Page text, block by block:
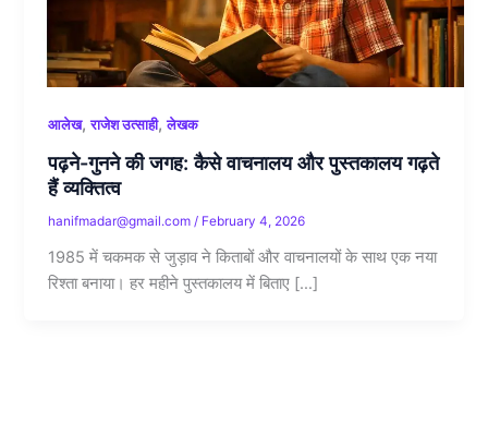
आलेख,राजेश उत्साही,लेखक
पढ़ने-गुनने की जगह: कैसे वाचनालय और पुस्तकालय गढ़ते
हैं व्यक्तित्व
hanifmadar@gmail.com/ February 4, 2026
1985 में चकमक से जुड़ाव ने किताबों और वाचनालयों के साथ एक नया
रिश्ता बनाया। हर महीने पुस्तकालय में बिताए […]